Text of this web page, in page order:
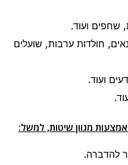
שחפים ועוד.
חולדות ערבות, שועלים
ועוד.
מגוון שיטות, למשל:
להדברה.